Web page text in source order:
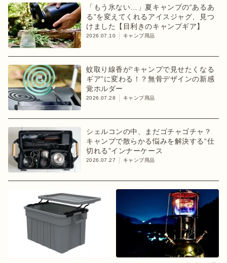
「もう氷ない…」夏キャンプの“あるあ
る”を変えてくれるアイスジャグ、見つ
けました【目利きのキャンプギア】
2026.07.10 キャンプ用品
蚊取り線香が“キャンプで見せたくなる
ギア”に変わる！？無骨デザインの新感
覚ホルダー
2026.07.28 キャンプ用品
シェルコンの中、まだゴチャゴチャ？
キャンプで散らかる悩みを解決する“仕
切れる”インナーケース
2026.07.27 キャンプ用品